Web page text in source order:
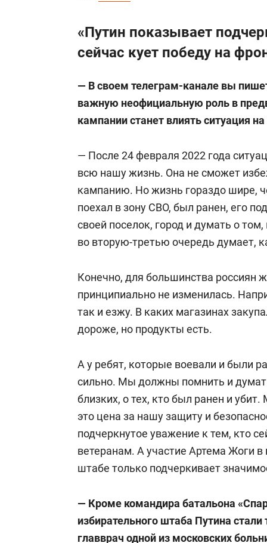
«Путин показывает
сейчас кует победу на
— В своем телеграм-канале вы
важную неофициальную роль в
кампании станет влиять ситуация
— После 24 февраля 2022 года
всю нашу жизнь. Она не сможет
кампанию. Но жизнь гораздо шире,
поехал в зону СВО, был ранен, его
своей поселок, город и думать о
во вторую-третью очередь думает,
Конечно, для большинства россиян
принципиально не изменилась.
так и езжу. В каких магазинах
дороже, но продукты есть.
А у ребят, которые воевали и были
сильно. Мы должны помнить и
близких, о тех, кто был ранен и
это цена за нашу защиту и
подчеркнутое уважение к тем, кто
ветеранам. А участие Артема Жоги
штабе только подчеркивает
— Кроме командира батальона
избирательного штаба Путина
главврач одной из московских